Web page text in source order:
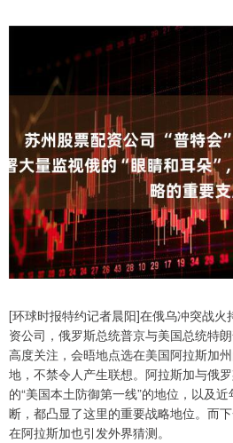
[环球时报特约记者晨阳]在俄乌冲突战
资公司，俄罗斯总统普京与美国总统特
高度关注，会晤地点选在美国阿拉斯加
地，不禁令人产生联想。阿拉斯加与俄
的“美国本土防御第一线”的地位，以及
断，都凸显了这里的重要战略地位。而
在阿拉斯加也引发外界猜测。